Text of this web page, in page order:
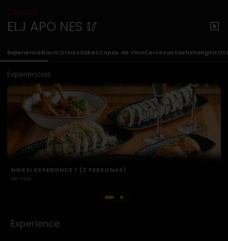
Cerrado
ELJ APO NES 🥢
ExperienceBarra DrinksSakesCopas de VinoCervezasSashimiNigiris
Experiencias
NIKKEI EXPERIENCE 2 (2 PERSONAS)
Ver más
Experience